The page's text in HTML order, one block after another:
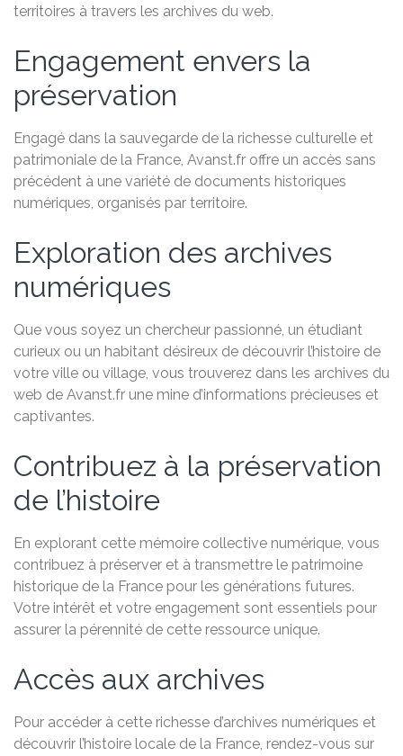
territoires à travers les archives du web.
Engagement envers la
préservation
Engagé dans la sauvegarde de la richesse culturelle et
patrimoniale de la France, Avanst.fr offre un accès sans
précédent à une variété de documents historiques
numériques, organisés par territoire.
Exploration des archives
numériques
Que vous soyez un chercheur passionné, un étudiant
curieux ou un habitant désireux de découvrir l’histoire de
votre ville ou village, vous trouverez dans les archives du
web de Avanst.fr une mine d’informations précieuses et
captivantes.
Contribuez à la préservation
de l’histoire
En explorant cette mémoire collective numérique, vous
contribuez à préserver et à transmettre le patrimoine
historique de la France pour les générations futures.
Votre intérêt et votre engagement sont essentiels pour
assurer la pérennité de cette ressource unique.
Accès aux archives
Pour accéder à cette richesse d’archives numériques et
découvrir l’histoire locale de la France, rendez-vous sur